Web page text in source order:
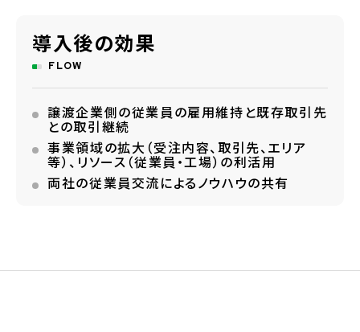
導入後の効果
FLOW
譲渡企業側の従業員の雇用維持と既存取引先
との取引継続
事業領域の拡大（受注内容、取引先、エリア
等）、リソース（従業員・工場）の利活用
両社の従業員交流によるノウハウの共有